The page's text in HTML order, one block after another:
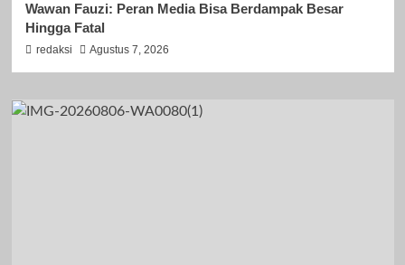
Wawan Fauzi: Peran Media Bisa Berdampak Besar
Hingga Fatal
redaksi Agustus 7, 2026